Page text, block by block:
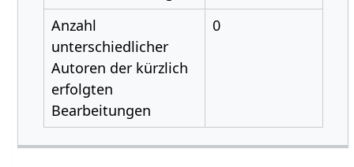
Anzahl
unterschiedlicher
Autoren der kürzlich
erfolgten
Bearbeitungen
0